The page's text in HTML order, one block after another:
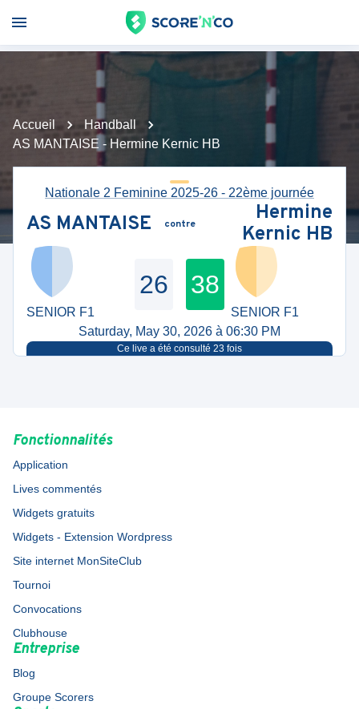
Accueil
Handball
AS MANTAISE - Hermine Kernic HB
Nationale 2 Feminine 2025-26 - 22ème journée
AS MANTAISE contre
Hermine
Kernic HB
SENIOR F1
26 38
SENIOR F1
Saturday, May 30, 2026 à 06:30 PM
Ce live a été consulté 23 fois
Fonctionnalités
Application
Lives commentés
Widgets gratuits
Widgets - Extension Wordpress
Site internet MonSiteClub
Tournoi
Convocations
Clubhouse
Entreprise
Blog
Groupe Scorers